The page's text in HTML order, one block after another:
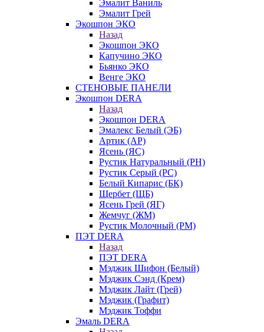
Эмалит Ваниль
Эмалит Грей
Экошпон ЭКО
Назад
Экошпон ЭКО
Капучино ЭКО
Бьянко ЭКО
Венге ЭКО
СТЕНОВЫЕ ПАНЕЛИ
Экошпон DERA
Назад
Экошпон DERA
Эмалекс Белый (ЭБ)
Артик (АР)
Ясень (ЯС)
Рустик Натуральный (РН)
Рустик Серый (РС)
Белый Кипарис (БК)
Щербет (ЩБ)
Ясень Грей (ЯГ)
Жемчуг (ЖМ)
Рустик Молочный (РМ)
ПЭТ DERA
Назад
ПЭТ DERA
Мэджик Шифон (Белый)
Мэджик Сэнд (Крем)
Мэджик Лайт (Грей)
Мэджик (Графит)
Мэджик Тоффи
Эмаль DERA